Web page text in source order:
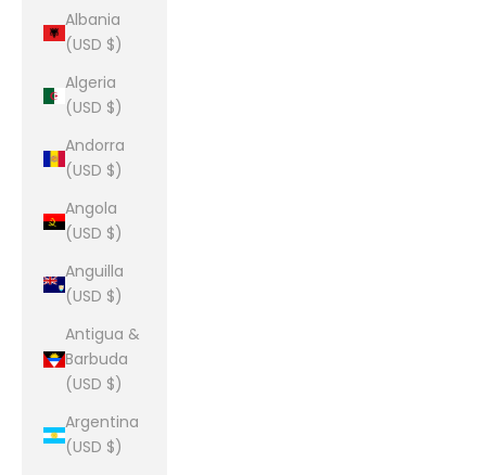
Albania
(USD $)
Algeria
(USD $)
Andorra
(USD $)
Angola
(USD $)
Anguilla
(USD $)
Antigua &
Barbuda
(USD $)
Argentina
(USD $)